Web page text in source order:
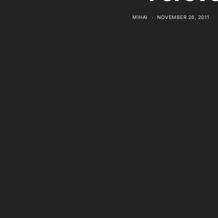
MIHAI NOVEMBER 26, 2011